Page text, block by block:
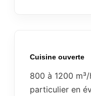
Cuisine ouverte
800 à 1200
particulier en